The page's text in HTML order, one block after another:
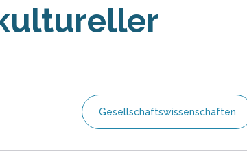
Gesellschaftswissenschaften